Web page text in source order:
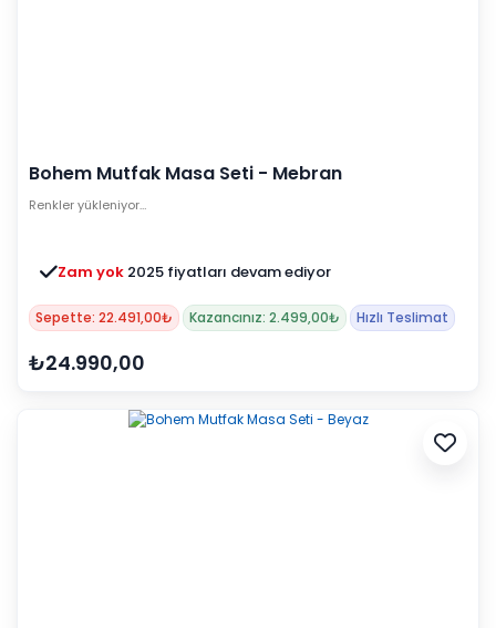
Bohem Mutfak Masa Seti - Mebran
Renkler yükleniyor…
Zam yok 2025 fiyatları devam ediyor
Sepette: 22.491,00₺ Kazancınız: 2.499,00₺ Hızlı Teslimat
₺24.990,00